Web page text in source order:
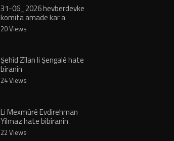
31-06_2026 hevberdevke
komita amade kar a
pesbirak sehid deniz firatt
20 Views
Şehîd Zîlan li Şengalê hate
bîranîn
24 Views
Li Mexmûrê Evdirehman
Yilmaz hate bibîranîn
22 Views